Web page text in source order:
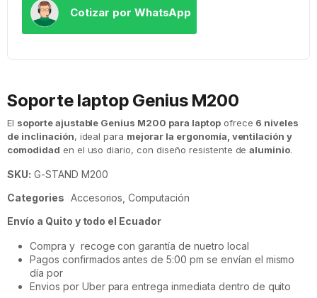
Cotizar por WhatsApp
Soporte laptop Genius M200
El soporte ajustable Genius M200 para laptopofrece 6 niveles
de inclinación, ideal para mejorar la ergonomía, ventilación y
comodidad en el uso diario, con diseño resistente dealuminio.
SKU: G-STAND M200
Categories Accesorios ,Computación
Envío a Quito y todo el Ecuador
Compra y recoge con garantía de nuetro local
Pagos confirmados antes de 5:00 pm se envían el mismo
día por
Envios por Uber para entrega inmediata dentro de quito